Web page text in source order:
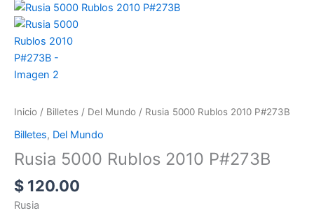
Inicio / Billetes / Del Mundo / Rusia 5000 Rublos 2010 P#273B
Billetes, Del Mundo
Rusia 5000 Rublos 2010 P#273B
$ 120.00
Rusia
Rusia
5000
Rublos
2010
P#273B